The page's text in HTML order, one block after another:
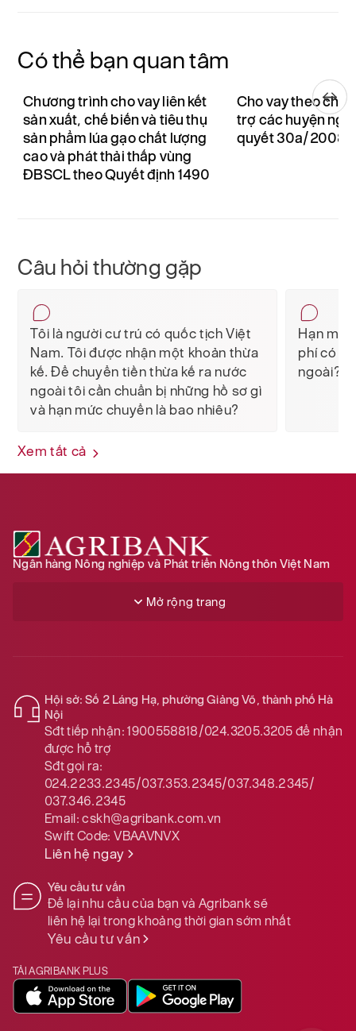
Có thể bạn quan tâm
Chương trình cho vay liên kết
sản xuất, chế biến và tiêu thụ
sản phẩm lúa gạo chất lượng
cao và phát thải thấp vùng
ĐBSCL theo Quyết định 1490
Cho vay theo
trợ các huyện
quyết 30a/2008/
Câu hỏi thường gặp
Tôi là người cư trú có quốc tịch Việt
Nam. Tôi được nhận một khoản thừa
kế. Để chuyển tiền thừa kế ra nước
ngoài tôi cần chuẩn bị những hồ sơ gì
và hạn mức chuyển là bao nhiêu?
Hạn
phí có
ngoài?
Xem tất cả
Ngân hàng Nông nghiệp và Phát triển Nông thôn Việt Nam
Mở rộng trang
Hội sở: Số 2 Láng Hạ, phường Giảng Võ, thành phố Hà
Nội
Sđt tiếp nhận: 1900558818/024.3205.3205để nhận
được hỗ trợ
Sđt gọi ra:
024.2233.2345/037.353.2345/037.348.2345/
037.346.2345
Email:cskh@agribank.com.vn
Swift Code:VBAAVNVX
Liên hệ ngay
Yêu cầu tư vấn
Để lại nhu cầu của bạn và Agribank sẽ
liên hệ lại trong khoảng thời gian sớm nhất
Yêu cầu tư vấn
TẢI AGRIBANK PLUS